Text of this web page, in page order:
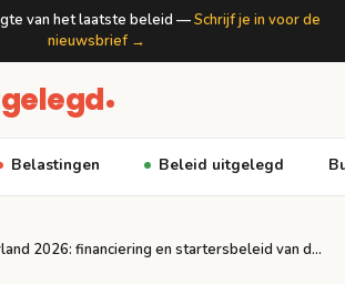
van het laatste beleid —Schrijf je in voor de
nieuwsbrief →
Belastingen Beleid uitgelegd
Woningcrisis Nederland 2026: financiering en startersbeleid van de…